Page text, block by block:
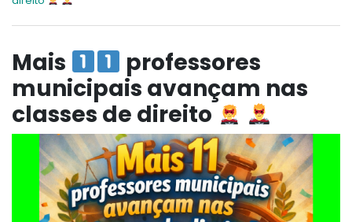
Mais
professores
municipais avançam nas
classes de direito